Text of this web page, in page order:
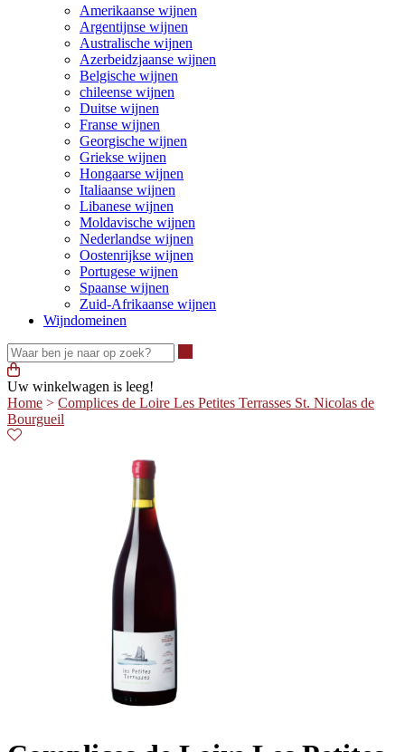
Amerikaanse wijnen
Argentijnse wijnen
Australische wijnen
Azerbeidzjaanse wijnen
Belgische wijnen
chileense wijnen
Duitse wijnen
Franse wijnen
Georgische wijnen
Griekse wijnen
Hongaarse wijnen
Italiaanse wijnen
Libanese wijnen
Moldavische wijnen
Nederlandse wijnen
Oostenrijkse wijnen
Portugese wijnen
Spaanse wijnen
Zuid-Afrikaanse wijnen
Wijndomeinen
Uw winkelwagen is leeg!
Home > Complices de Loire Les Petites Terrasses St. Nicolas de
Bourgueil